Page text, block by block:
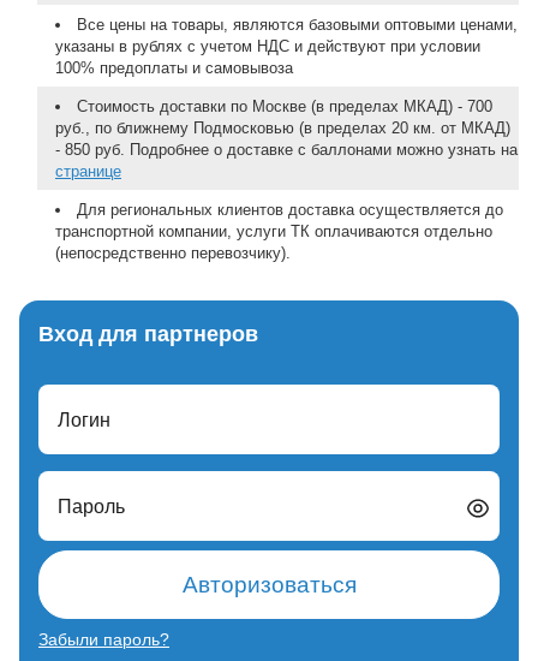
Все цены на товары, являются базовыми оптовыми ценами,
указаны в рублях с учетом НДС и действуют при условии
100% предоплаты и самовывоза
Стоимость доставки по Москве (в пределах МКАД) - 700
руб., по ближнему Подмосковью (в пределах 20 км. от МКАД)
- 850 руб. Подробнее о доставке с баллонами можно узнать на
странице
Для региональных клиентов доставка осуществляется до
транспортной компании, услуги ТК оплачиваются отдельно
(непосредственно перевозчику).
Вход для партнеров
Логин
Пароль
Авторизоваться
Забыли пароль?